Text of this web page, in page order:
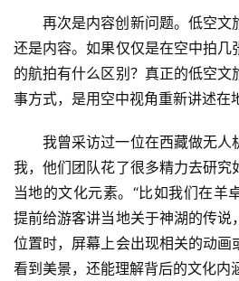
再次是内容创新问题。低空文
还是内容。如果仅仅是在空中拍几
的航拍有什么区别？真正的低空文
事方式，是用空中视角重新讲述在
我曾采访过一位在西藏做无人
我，他们团队花了很多精力去研究
当地的文化元素。“比如我们在羊
提前给游客讲当地关于神湖的传说
位置时，屏幕上会出现相关的动画
看到美景，还能理解背后的文化内